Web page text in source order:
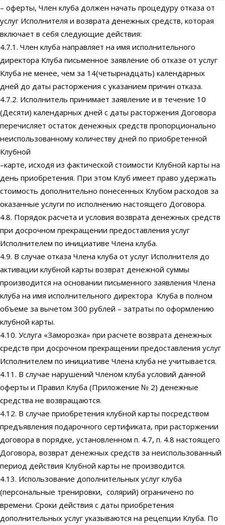
– оферты, Член клуба должен начать процедуру отказа от
услуг Исполнителя и возврата денежных средств, которая
включает в себя следующие действия:
4.7.1. Член клуба направляет на имя исполнительного
директора Клуба письменное заявление об отказе от услуг
Клуба не менее, чем за 14(четырнадцать) календарных
дней до даты расторжения с указанием причин отказа.
4.7.2. Исполнитель принимает заявление и в течение 10
(Десяти) календарных дней с даты расторжения Договора
перечисляет остаток денежных средств пропорционально
неиспользованному количеству дней по приобретенной
Клубной
–карте, исходя из фактической стоимости Клубной карты на
день приобретения. При этом Клуб имеет право удержать
стоимость дополнительно понесенных Клубом расходов за
оказанные услуги по исполнению настоящего Договора.
4.8. Порядок расчета и условия возврата денежных средств
при досрочном прекращении предоставления услуг
Исполнителем по инициативе Члена клуба.
4.9. В случае отказа Члена клуба от услуг Исполнителя до
активации клубной карты возврат денежной суммы
производится на основании письменного заявления Члена
клуба на имя исполнительного директора Клуба в полном
объеме за вычетом 300 рублей – затраты по оформлению
клубной карты.
4.10. Услуга «Заморозка» при расчете возврата денежных
средств при досрочном прекращении предоставления услуг
Исполнителем по инициативе Члена клуба не учитывается.
4.11. В случае нарушений Членом клуба условий данной
оферты и Правил Клуба (Приложение № 2) денежные
средства не возвращаются.
4.12. В случае приобретения клубной карты посредством
предъявления подарочного сертификата, при расторжении
договора в порядке, установленном п. 4.7, п. 4.8 настоящего
Договора, возврат денежных средств за неиспользованный
период действия Клубной карты не производится.
4.13. Использование дополнительных услуг клуба
(персональные тренировки, солярий) ограничено по
времени. Сроки действия с даты приобретения
дополнительных услуг указываются на рецепции Клуба. По